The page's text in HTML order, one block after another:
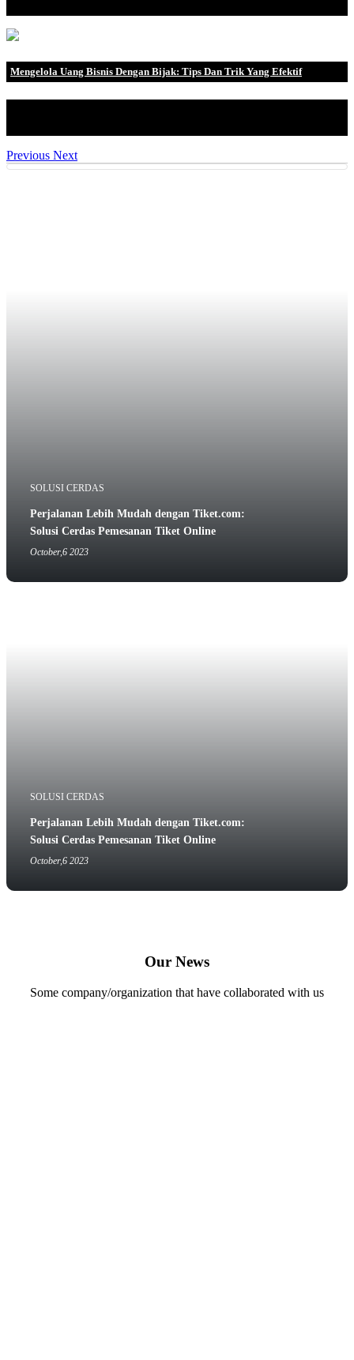
Mengelola Uang Bisnis Dengan Bijak: Tips Dan Trik Yang Efektif
Previous Next
SOLUSI CERDAS
Perjalanan Lebih Mudah dengan Tiket.com:
Solusi Cerdas Pemesanan Tiket Online
October,6 2023
SOLUSI CERDAS
Perjalanan Lebih Mudah dengan Tiket.com:
Solusi Cerdas Pemesanan Tiket Online
October,6 2023
Our News
Some company/organization that have collaborated with us